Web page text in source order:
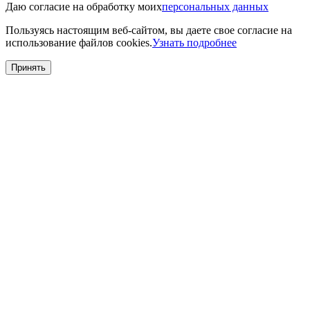
Даю согласие на обработку моихперсональных данных
Пользуясь настоящим веб-сайтом, вы даете свое согласие на
использование файлов cookies.Узнать подробнее
Принять